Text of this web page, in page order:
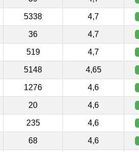
5338 4,7
36 4,7
519 4,7
5148 4,65
1276 4,6
20 4,6
235 4,6
68 4,6